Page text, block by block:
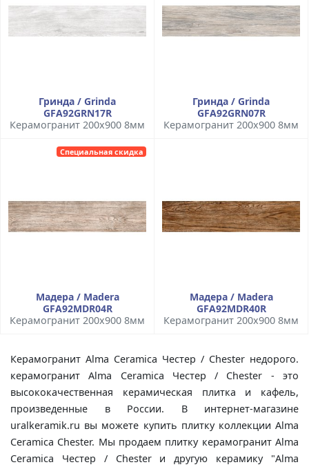
Гринда / Grinda
GFA92GRN17R
Керамогранит 200x900 8мм
Гринда / Grinda
GFA92GRN07R
Керамогранит 200x900 8мм
Специальная скидка
Мадера / Madera
GFA92MDR04R
Керамогранит 200x900 8мм
Мадера / Madera
GFA92MDR40R
Керамогранит 200x900 8мм
Керамогранит Alma Ceramica Честер / Chester недорого.
керамогранит Alma Ceramica Честер / Chester - это
высококачественная керамическая плитка и кафель,
произведенные в России. В интернет-магазине
uralkeramik.ru вы можете купить плитку коллекции Alma
Ceramica Chester. Мы продаем плитку керамогранит Alma
Ceramica Честер / Chester и другую керамику "Alma